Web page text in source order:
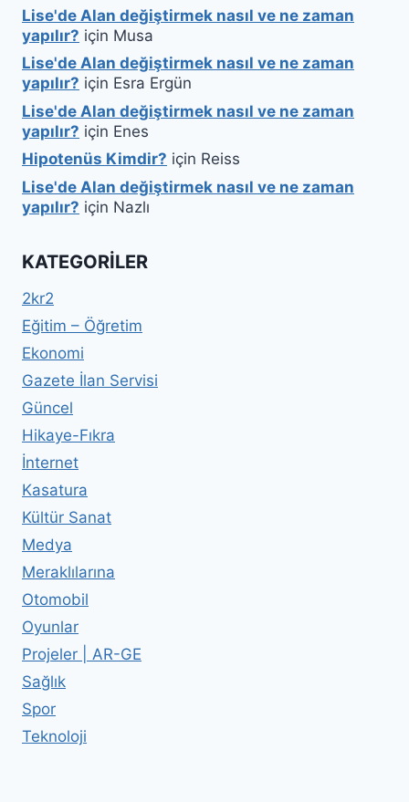
Lise'de Alan değiştirmek nasıl ve ne zaman
yapılır? için Musa
Lise'de Alan değiştirmek nasıl ve ne zaman
yapılır? için Esra Ergün
Lise'de Alan değiştirmek nasıl ve ne zaman
yapılır? için Enes
Hipotenüs Kimdir? için Reiss
Lise'de Alan değiştirmek nasıl ve ne zaman
yapılır? için Nazlı
KATEGORILER
2kr2
Eğitim – Öğretim
Ekonomi
Gazete İlan Servisi
Güncel
Hikaye-Fıkra
İnternet
Kasatura
Kültür Sanat
Medya
Meraklılarına
Otomobil
Oyunlar
Projeler | AR-GE
Sağlık
Spor
Teknoloji